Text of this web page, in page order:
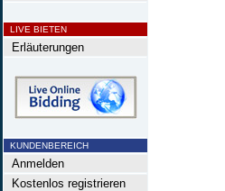
LIVE BIETEN
Erläuterungen
KUNDENBEREICH
Anmelden
Kostenlos registrieren